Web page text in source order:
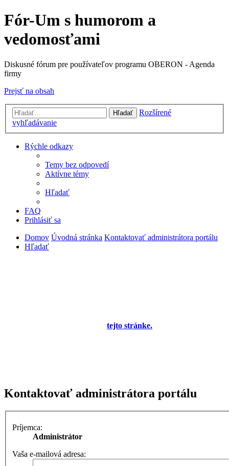
Fór-Um s humorom a
vedomosťami
Diskusné fórum pre používateľov programu OBERON - Agenda
firmy
Prejsť na obsah
Hľadať
Rozšírené
vyhľadávanie
Rýchle odkazy
Temy bez odpovedí
Aktívne témy
Hľadať
FAQ
Prihlásiť sa
Domov Úvodná stránka Kontaktovať administrátora portálu
Hľadať
tejto stránke.
Kontaktovať administrátora portálu
Príjemca:
Administrátor
Vaša e-mailová adresa: